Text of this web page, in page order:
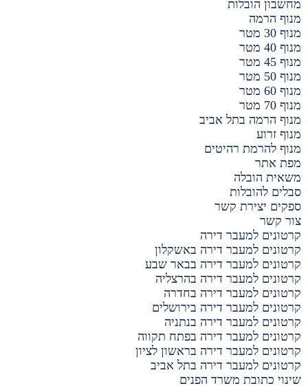
מחשבון הובלות
מנוף הרמה
מנוף 30 מטר
מנוף 40 מטר
מנוף 45 מטר
מנוף 50 מטר
מנוף 60 מטר
מנוף 70 מטר
מנוף הרמה בתל אביב
מנוף זרוע
מנוף להרמת רהיטים
מפת אתר
משאית הובלה
סבלים להובלות
ספקים יצירת קשר
צור קשר
קרטונים למעבר דירה
קרטונים למעבר דירה באשקלון
קרטונים למעבר דירה בבאר שבע
קרטונים למעבר דירה בהרצליה
קרטונים למעבר דירה בחדרה
קרטונים למעבר דירה בירושלים
קרטונים למעבר דירה בנתניה
קרטונים למעבר דירה בפתח תקווה
קרטונים למעבר דירה בראשון לציון
קרטונים למעבר דירה בתל אביב
שינוי כתובת משרד הפנים